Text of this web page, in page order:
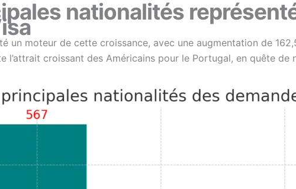
nationalités
un moteur de cette croissance, avec une augmentation de
l’attrait croissant des Américains pour le Portugal, en quête